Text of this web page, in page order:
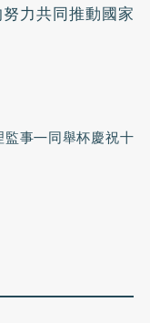
力共同推動國家
事㇐同舉杯慶祝十